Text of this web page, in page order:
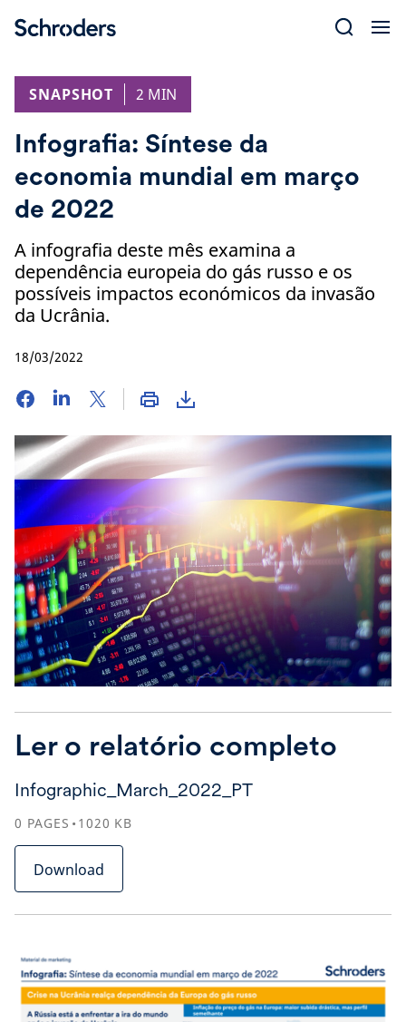
SNAPSHOT
2 MIN
Infografia: Síntese da
economia mundial em março
de 2022
A infografia deste mês examina a
dependência europeia do gás russo e os
possíveis impactos económicos da invasão
da Ucrânia.
18/03/2022
Ler o relatório completo
Infographic_March_2022_PT
0 PAGES 1020 KB
Download